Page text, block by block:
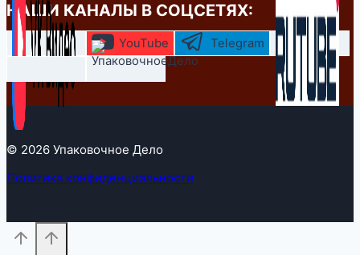
НАШИ КАНАЛЫ В СОЦСЕТЯХ:
YouTube Telegram
© 2026 Упаковочное Дело
Политика конфиденциальности